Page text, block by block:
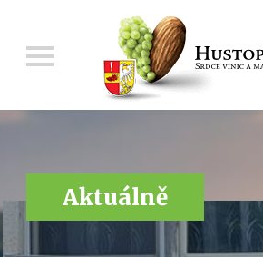
Aktuálně